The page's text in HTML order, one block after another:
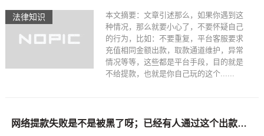
法律知识
本文摘要：文章引述那么，如果你遇到这
种情况，那么就要小心了，不要怀疑自己
的行为，比如：不要重复，平台客服要求
充值相同金额出款，取款通道维护，异常
情况等等，这些都是平台手段，目的就是
不给提款，也就是你自己玩的这个......
网络提款失败是不是被黑了呀；已经有人通过这个出款_阿莫出品